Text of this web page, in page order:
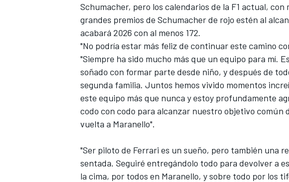
Schumacher, pero los calendarios de la F1 actual, con
grandes premios de Schumacher de rojo estén al
acabará 2026 con al menos 172.
"No podría estar más feliz de continuar este camino
"Siempre ha sido mucho más que un equipo para mí.
soñado con formar parte desde niño, y después de
segunda familia. Juntos hemos vivido momentos
este equipo más que nunca y estoy profundamente
codo con codo para alcanzar nuestro objetivo común
vuelta a Maranello".
"Ser piloto de Ferrari es un sueño, pero también una
sentada. Seguiré entregándolo todo para devolver a
la cima, por todos en Maranello, y sobre todo por los